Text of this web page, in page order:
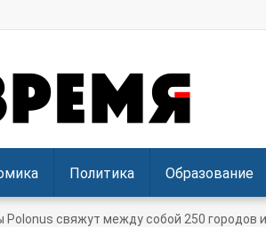
Политика Образование
Polonus свяжут между собой 250 городов